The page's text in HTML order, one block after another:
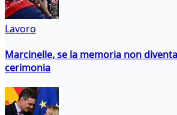
Lavoro
Marcinelle, se la memoria non
cerimonia